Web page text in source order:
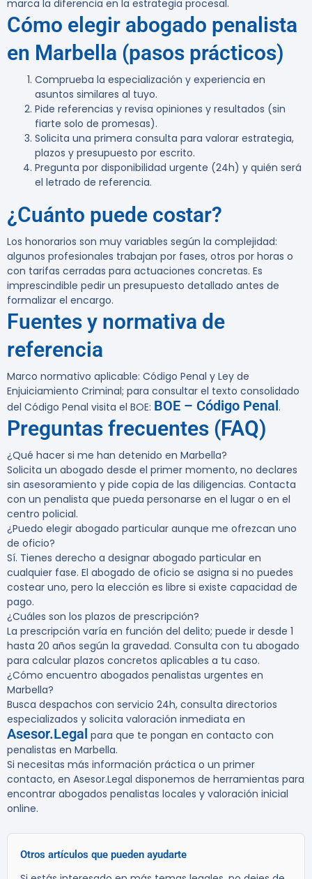
marca la diferencia en la estrategia procesal.
Cómo elegir abogado penalista
en Marbella (pasos prácticos)
Comprueba la especialización y experiencia en
asuntos similares al tuyo.
Pide referencias y revisa opiniones y resultados (sin
fiarte solo de promesas).
Solicita una primera consulta para valorar estrategia,
plazos y presupuesto por escrito.
Pregunta por disponibilidad urgente (24h) y quién será
el letrado de referencia.
¿Cuánto puede costar?
Los honorarios son muy variables según la complejidad:
algunos profesionales trabajan por fases, otros por horas o
con tarifas cerradas para actuaciones concretas. Es
imprescindible pedir un presupuesto detallado antes de
formalizar el encargo.
Fuentes y normativa de
referencia
Marco normativo aplicable: Código Penal y Ley de
Enjuiciamiento Criminal; para consultar el texto consolidado
del Código Penal visita el BOE: BOE – Código Penal.
Preguntas frecuentes (FAQ)
¿Qué hacer si me han detenido en Marbella?
Solicita un abogado desde el primer momento, no declares
sin asesoramiento y pide copia de las diligencias. Contacta
con un penalista que pueda personarse en el lugar o en el
centro policial.
¿Puedo elegir abogado particular aunque me ofrezcan uno
de oficio?
Sí. Tienes derecho a designar abogado particular en
cualquier fase. El abogado de oficio se asigna si no puedes
costear uno, pero la elección es libre si existe capacidad de
pago.
¿Cuáles son los plazos de prescripción?
La prescripción varía en función del delito; puede ir desde 1
hasta 20 años según la gravedad. Consulta con tu abogado
para calcular plazos concretos aplicables a tu caso.
¿Cómo encuentro abogados penalistas urgentes en
Marbella?
Busca despachos con servicio 24h, consulta directorios
especializados y solicita valoración inmediata en
Asesor.Legal para que te pongan en contacto con
penalistas en Marbella.
Si necesitas más información práctica o un primer
contacto, en Asesor.Legal disponemos de herramientas para
encontrar abogados penalistas locales y valoración inicial
online.
Otros artículos que pueden ayudarte